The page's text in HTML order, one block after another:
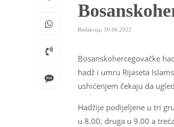
Redakcija 30.06.2022
Bosanskohercegovačke
hadž i umru Rijaseta
ushićenjem čekaju da
Hadžije podijeljene u tri
u 8.00, druga u 9.00 a